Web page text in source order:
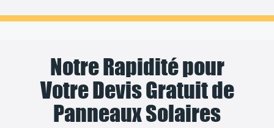
Notre Rapidité pour
Votre Devis Gratuit de
Panneaux Solaires